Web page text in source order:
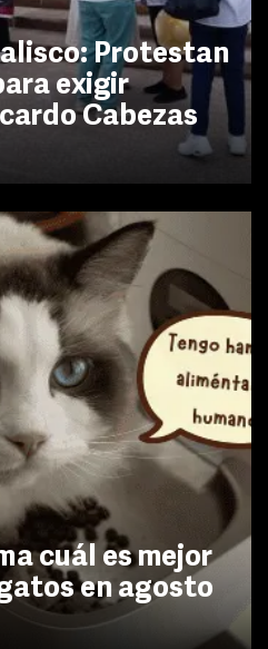
Protestan
exigir
Cabezas
cuál es mejor
en agosto